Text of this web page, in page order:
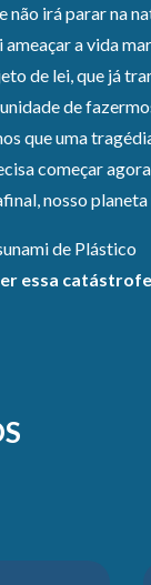
não irá parar na
ameaçar a vida
de lei, que já
de
que uma
começar agora.
nosso
de Plástico
essa